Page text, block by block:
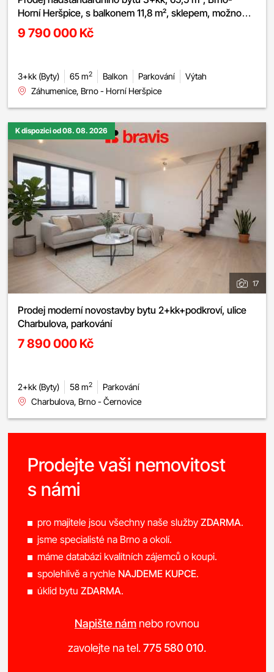
Horní Heršpice, s balkonem 11,8 m², sklepem, možnost
parkování
9 790 000 Kč
3+kk (Byty) 65 m2 Balkon Parkování
Výtah
Záhumenice, Brno - Horní Heršpice
K dispozici od 08. 08. 2026
17
Prodej moderní novostavby bytu 2+kk+podkroví, ulice
Charbulova, parkování
7 890 000 Kč
2+kk (Byty) 58 m2
Parkování
Charbulova, Brno - Černovice
Prodejte vaši nemovitost
s námi
pro majitele jsou všechny naše službyZDARMA.
jsme specialisté na Brno a okolí.
máme databázi kvalitních zájemců o koupi.
spolehlivě a rychle NAJDEME KUPCE.
úklid bytuZDARMA.
Napište námnebo rovnou
zavolejte na tel.775 580 010.